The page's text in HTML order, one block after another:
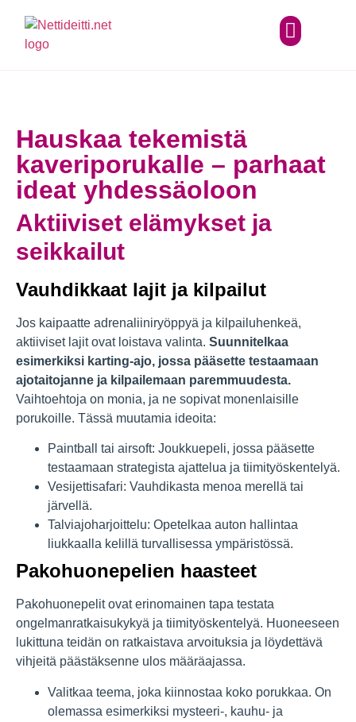
Hauskaa tekemistä
kaveriporukalle – parhaat
ideat yhdessäoloon
Aktiiviset elämykset ja
seikkailut
Vauhdikkaat lajit ja kilpailut
Jos kaipaatte adrenaliiniryöppyä ja kilpailuhenkeä,
aktiiviset lajit ovat loistava valinta. Suunnitelkaa
esimerkiksi karting-ajo, jossa pääsette testaamaan
ajotaitojanne ja kilpailemaan paremmuudesta.
Vaihtoehtoja on monia, ja ne sopivat monenlaisille
porukoille. Tässä muutamia ideoita:
Paintball tai airsoft: Joukkuepeli, jossa pääsette
testaamaan strategista ajattelua ja tiimityöskentelyä.
Vesijettisafari: Vauhdikasta menoa merellä tai
järvellä.
Talviajoharjoittelu: Opetelkaa auton hallintaa
liukkaalla kelillä turvallisessa ympäristössä.
Pakohuonepelien haasteet
Pakohuonepelit ovat erinomainen tapa testata
ongelmanratkaisukykyä ja tiimityöskentelyä. Huoneeseen
lukittuna teidän on ratkaistava arvoituksia ja löydettävä
vihjeitä päästäksenne ulos määräajassa.
Valitkaa teema, joka kiinnostaa koko porukkaa. On
olemassa esimerkiksi mysteeri-, kauhu- ja